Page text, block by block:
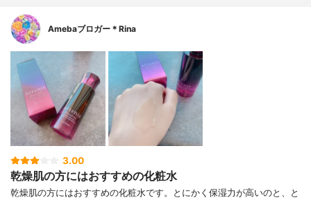
Amebaブロガー＊Rina
3.00
乾燥肌の方にはおすすめの化粧水
乾燥肌の方にはおすすめの化粧水です。とにかく保湿力が高いのと、と